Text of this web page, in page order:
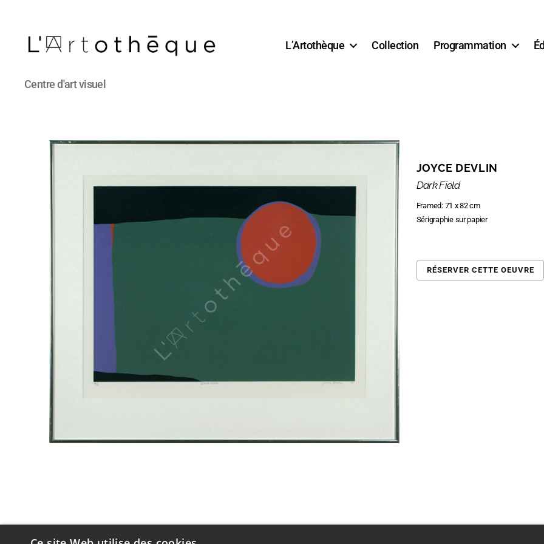
L'Artothèque
Centre d'art visuel
L’Artothèque Collection Programmation
JOYCE DEVLIN
Dark Field
Framed: 71 x 82 cm
Sérigraphie sur papier
RÉSERVER CETTE OEUVRE